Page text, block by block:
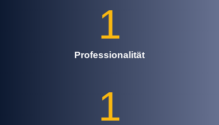
1
Professionalität
1